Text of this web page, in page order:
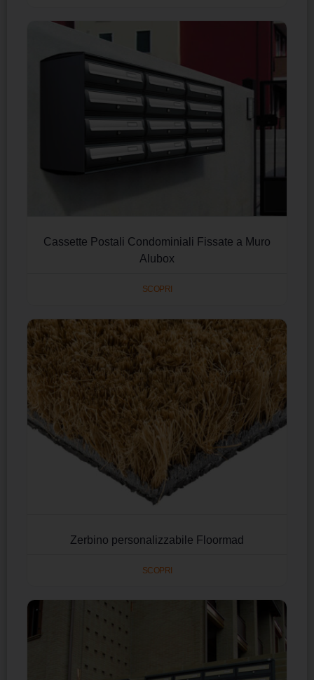
Cassette Postali Condominiali Fissate a Muro
Alubox
SCOPRI
Zerbino personalizzabile Floormad
SCOPRI